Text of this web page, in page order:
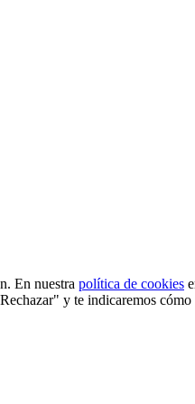
En nuestra política de cookies
y te indicaremos cómo